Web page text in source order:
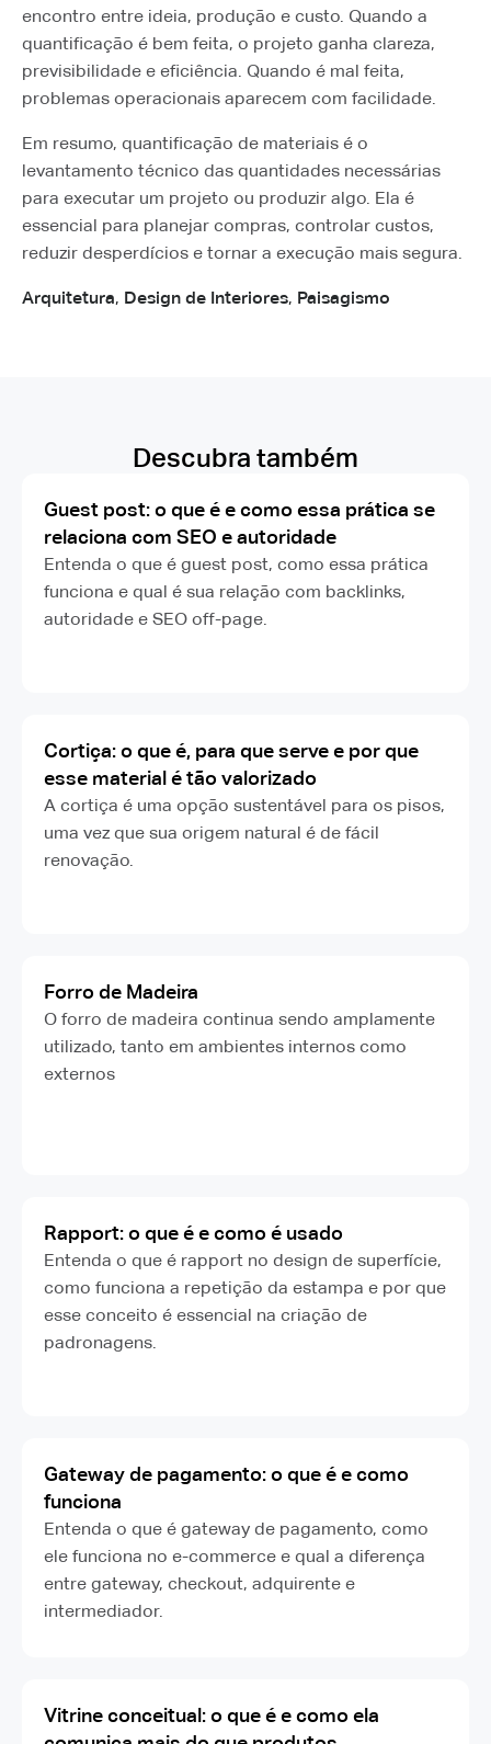
encontro entre ideia, produção e custo. Quando a
quantificação é bem feita, o projeto ganha clareza,
previsibilidade e eficiência. Quando é mal feita,
problemas operacionais aparecem com facilidade.
Em resumo, quantificação de materiais é o
levantamento técnico das quantidades necessárias
para executar um projeto ou produzir algo. Ela é
essencial para planejar compras, controlar custos,
reduzir desperdícios e tornar a execução mais segura.
Arquitetura, Design de Interiores, Paisagismo
Descubra também
Guest post: o que é e como essa prática se
relaciona com SEO e autoridade
Entenda o que é guest post, como essa prática
funciona e qual é sua relação com backlinks,
autoridade e SEO off-page.
Cortiça: o que é, para que serve e por que
esse material é tão valorizado
A cortiça é uma opção sustentável para os pisos,
uma vez que sua origem natural é de fácil
renovação.
Forro de Madeira
O forro de madeira continua sendo amplamente
utilizado, tanto em ambientes internos como
externos
Rapport: o que é e como é usado
Entenda o que é rapport no design de superfície,
como funciona a repetição da estampa e por que
esse conceito é essencial na criação de
padronagens.
Gateway de pagamento: o que é e como
funciona
Entenda o que é gateway de pagamento, como
ele funciona no e-commerce e qual a diferença
entre gateway, checkout, adquirente e
intermediador.
Vitrine conceitual: o que é e como ela